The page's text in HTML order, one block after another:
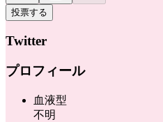
投票する
Twitter
プロフィール
血液型
不明